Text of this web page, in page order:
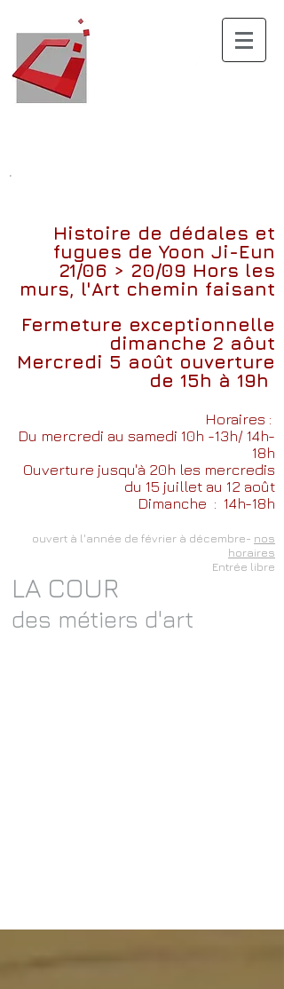
.
Histoire de dédales et
fugues de Yoon Ji-Eun
21/06 > 20/09 Hors les
murs, l'Art chemin faisant
Fermeture exceptionnelle
dimanche 2 aôut
Mercredi 5 août ouverture
de 15h à 19h
Horaires :
Du mercredi au samedi 10h -13h/ 14h-
18h
Ouverture jusqu'à 20h les mercredis
du 15 juillet au 12 août
Dimanche : 14h-18h
ouvert à l'année de février à décembre- nos
horaires
Entrée libre
LA COUR
des métiers d'art